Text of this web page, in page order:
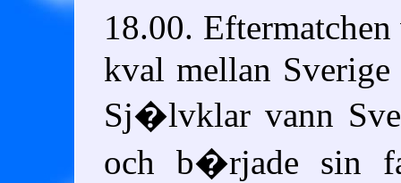
18.00.
kval mellan
Sj�lvklar vann
och b�rjade sin